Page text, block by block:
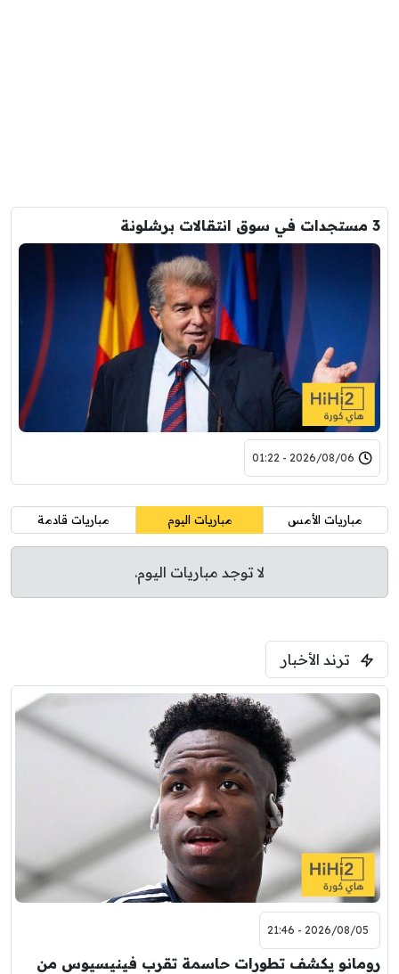
3 مستجدات في سوق انتقالات برشلونة
2026/08/06 - 01:22
مباريات الأمس مباريات اليوم مباريات قادمة
لا توجد مباريات اليوم.
ترند الأخبار
2026/08/05 - 21:46
رومانو يكشف تطورات حاسمة تقرب فينيسيوس من